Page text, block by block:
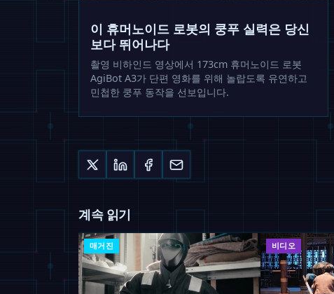
이 휴머노이드 로봇의 쿵푸 실력은 당신
보다 뛰어나다
촬영 비하인드 영상에서 173cm 휴머노이드 로봇
AgiBot A3가 단편 영화를 위해 놀랍도록 유연하고
민첩한 쿵푸 동작을 선보입니다.
계속 읽기
매거진 비디오